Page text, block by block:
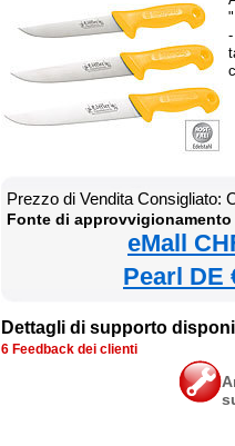
Prezzo di Vendita Consigliato:
Fonte di
eMall
Pearl DE
Dettagli di supporto
6 Feedback dei clienti